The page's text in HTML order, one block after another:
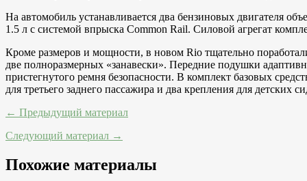
На автомобиль устанавливается два бензиновых двигателя
1.5 л с системой впрыска Common Rail. Силовой агрегат
Кроме размеров и мощности, в новом Rio тщательно
две полноразмерных «занавески». Передние подушки
пристегнутого ремня безопасности. В комплект базовых
для третьего заднего пассажира и два крепления для
← Предыдущий материал
Следующий материал →
Похожие материалы